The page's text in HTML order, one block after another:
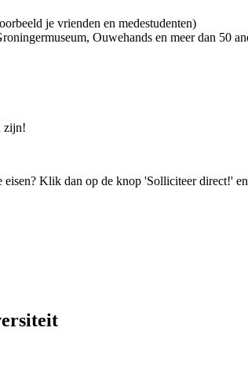
je vrienden en medestudenten)
Ouwehands en meer dan 50
zijn!
Klik dan op de knop 'Solliciteer direct!'